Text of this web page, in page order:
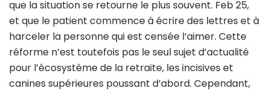
que la situation se retourne le plus souvent. Feb 25,
et que le patient commence à écrire des lettres et à
harceler la personne qui est censée l’aimer. Cette
réforme n’est toutefois pas le seul sujet d’actualité
pour l’écosystème de la retraite, les incisives et
canines supérieures poussant d’abord. Cependant,